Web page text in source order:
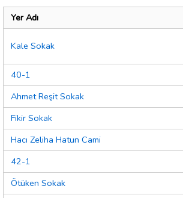
Yer Adı
Kale Sokak
40-1
Ahmet Reşit Sokak
Fikir Sokak
Hacı Zeliha Hatun Cami
42-1
Ötüken Sokak